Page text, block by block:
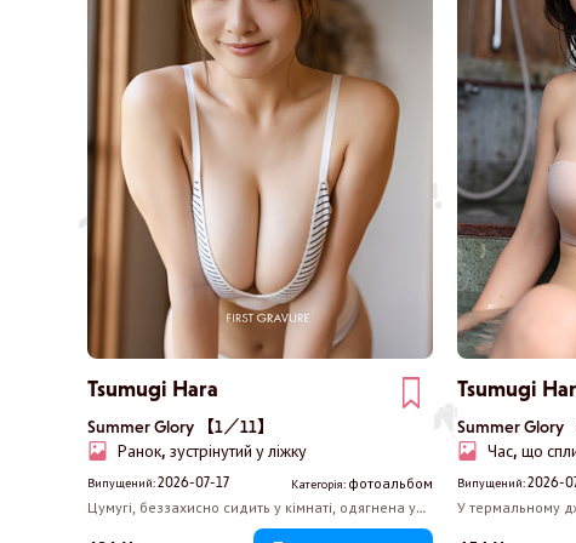
Tsumugi Hara
Summer Glory 【1／11】
Ранок, зустрінутий у ліжку
Випущений:2026-07-17 Категорія: фотоальбом
Цумугі, беззахисно сидить у кімнаті, одягнена у
великий худі з капюшоном. Ви грайливо
Tsumugi
Summer Glory
Час, що
Випущений:2026-
У термальному
бретелей